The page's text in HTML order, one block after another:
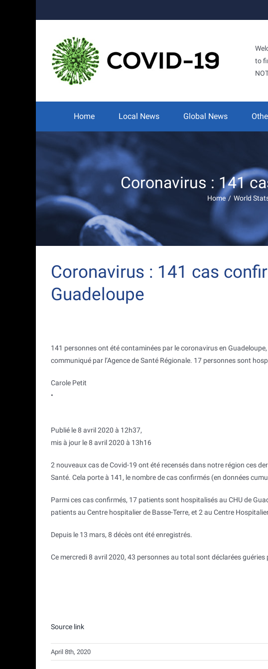
to
Search
Home Local News Global News
Coronavirus : 141
Home / World
Coronavirus : 141 cas
Guadeloupe
141 personnes ont été contaminées par le coronavirus en
communiqué par l’Agence de Santé Régionale. 17 personnes sont
Carole Petit
•
Publié le 8 avril 2020 à 12h37,
mis à jour le 8 avril 2020 à 13h16
2 nouveaux cas de Covid-19 ont été recensés dans notre région ces
Santé. Cela porte à 141, le nombre de cas confirmés (en données
Parmi ces cas confirmés, 17 patients sont hospitalisés au CHU de
patients au Centre hospitalier de Basse-Terre, et 2 au Centre
Depuis le 13 mars, 8 décès ont été enregistrés.
Ce mercredi 8 avril 2020, 43 personnes au total sont déclarées guéries
Source link
April 8th, 2020